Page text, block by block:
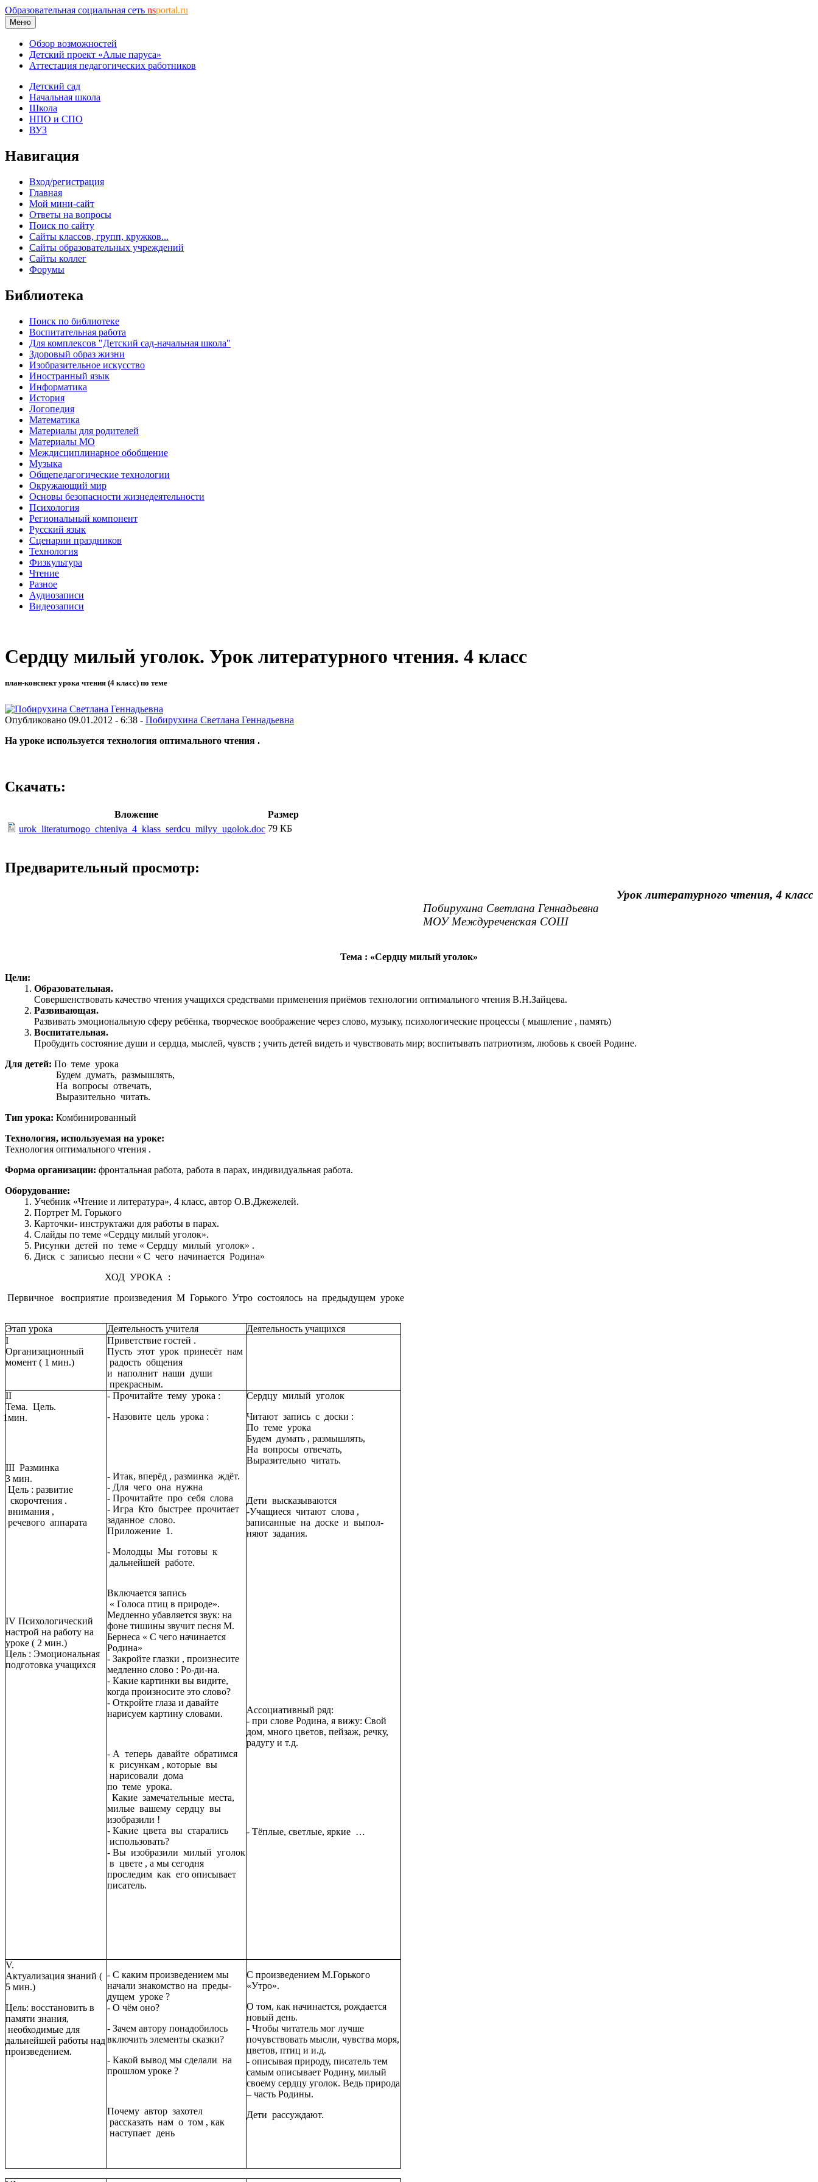
Образовательная социальная сеть nsportal.ru
Меню
Обзор возможностей
Детский проект «Алые паруса»
Аттестация педагогических работников
Детский сад
Начальная школа
Школа
НПО и СПО
ВУЗ
Навигация
Вход/регистрация
Главная
Мой мини-сайт
Ответы на вопросы
Поиск по сайту
Сайты классов, групп, кружков...
Сайты образовательных учреждений
Сайты коллег
Форумы
Библиотека
Поиск по библиотеке
Воспитательная работа
Для комплексов "Детский сад-начальная школа"
Здоровый образ жизни
Изобразительное искусство
Иностранный язык
Информатика
История
Логопедия
Математика
Материалы для родителей
Материалы МО
Междисциплинарное обобщение
Музыка
Общепедагогические технологии
Окружающий мир
Основы безопасности жизнедеятельности
Психология
Региональный компонент
Русский язык
Сценарии праздников
Технология
Физкультура
Чтение
Разное
Аудиозаписи
Видеозаписи
Сердцу милый уголок. Урок литературного чтения. 4 класс
план-конспект урока чтения (4 класс) по теме
Опубликовано 09.01.2012 - 6:38 - Побирухина Светлана Геннадьевна
На уроке используется технология оптимального чтения .
Скачать:
Вложение
Размер
urok_literaturnogo_chteniya_4_klass_serdcu_milyy_ugolok.doc 79 КБ
Предварительный просмотр:
Урок литературного чтения, 4 класс
Побирухина Светлана Геннадьевна
МОУ Междуреченская СОШ
Тема : «Сердцу милый уголок»
Цели:
Образовательная.
Совершенствовать качество чтения учащихся средствами применения приёмов технологии оптимального чтения В.Н.Зайцева.
Развивающая.
Развивать эмоциональную сферу ребёнка, творческое воображение через слово, музыку, психологические процессы ( мышление , память)
Воспитательная.
Пробудить состояние души и сердца, мыслей, чувств ; учить детей видеть и чувствовать мир; воспитывать патриотизм, любовь к своей Родине.
Для детей: По теме урока
Будем думать, размышлять,
На вопросы отвечать,
Выразительно читать.
Тип урока: Комбинированный
Технология, используемая на уроке:
Технология оптимального чтения .
Форма организации: фронтальная работа, работа в парах, индивидуальная работа.
Оборудование:
Учебник «Чтение и литература», 4 класс, автор О.В.Джежелей.
Портрет М. Горького
Карточки- инструктажи для работы в парах.
Слайды по теме «Сердцу милый уголок».
Рисунки детей по теме « Сердцу милый уголок» .
Диск с записью песни « С чего начинается Родина»
ХОД УРОКА :
Первичное восприятие произведения М Горького Утро состоялось на предыдущем уроке
Этап урока Деятельность учителя
Деятельность учащихся
I
Организационный
момент ( 1 мин.)
Приветствие гостей .
Пусть этот урок принесёт нам
радость общения
и наполнит наши души
прекрасным.
II
Тема. Цель.
III Разминка
3 мин.
Цель : развитие
скорочтения .
внимания ,
речевого аппарата
IV Психологический
настрой на работу на
уроке ( 2 мин.)
Цель : Эмоциональная
подготовка учащихся
- Прочитайте тему урока :
- Назовите цель урока :
- Итак, вперёд , разминка ждёт.
- Для чего она нужна
- Прочитайте про себя слова
- Игра Кто быстрее прочитает
заданное слово.
Приложение 1.
- Молодцы Мы готовы к
дальнейшей работе.
Включается запись
« Голоса птиц в природе».
Медленно убавляется звук: на
фоне тишины звучит песня М.
Бернеса « С чего начинается
Родина»
- Закройте глазки , произнесите
медленно слово : Ро-ди-на.
- Какие картинки вы видите,
когда произносите это слово?
- Откройте глаза и давайте
нарисуем картину словами.
- А теперь давайте обратимся
к рисункам , которые вы
нарисовали дома
по теме урока.
Какие замечательные места,
милые вашему сердцу вы
изобразили !
- Какие цвета вы старались
использовать?
- Вы изобразили милый уголок
в цвете , а мы сегодня
проследим как его описывает
писатель.
Сердцу милый уголок
Читают запись с доски :
По теме урока
Будем думать , размышлять,
На вопросы отвечать,
Выразительно читать.
Дети высказываются
-Учащиеся читают слова ,
записанные на доске и выпол-
няют задания.
Ассоциативный ряд:
- при слове Родина, я вижу: Свой
дом, много цветов, пейзаж, речку,
радугу и т.д.
- Тёплые, светлые, яркие …
V.
Актуализация знаний (
5 мин.)
Цель: восстановить в
памяти знания,
необходимые для
дальнейшей работы над
произведением.
- С каким произведением мы
начали знакомство на преды-
дущем уроке ?
- О чём оно?
- Зачем автору понадобилось
включить элементы сказки?
- Какой вывод мы сделали на
прошлом уроке ?
Почему автор захотел
рассказать нам о том , как
наступает день
С произведением М.Горького
«Утро».
О том, как начинается, рождается
новый день.
- Чтобы читатель мог лучше
почувствовать мысли, чувства моря,
цветов, птиц и и.д.
- описывая природу, писатель тем
самым описывает Родину, милый
своему сердцу уголок. Ведь природа
– часть Родины.
Дети рассуждают.